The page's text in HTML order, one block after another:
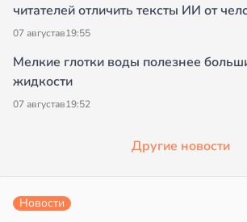
читателей отличить тексты ИИ от
07 августав19:55
Мелкие глотки воды полезнее
жидкости
07 августав19:52
Другие новости
Новости